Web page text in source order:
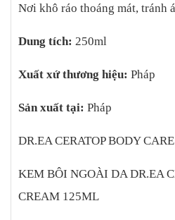
Nơi khô ráo thoáng mát, tránh
Dung tích: 250ml
Xuất xứ thương hiệu: Pháp
Sản xuất tại: Pháp
DR.EA CERATOP BODY
KEM BÔI NGOÀI DA DR.EA
CREAM 125ML